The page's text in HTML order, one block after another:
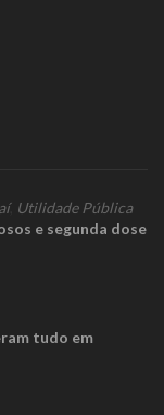
, Utilidade Pública
e segunda dose
tudo em